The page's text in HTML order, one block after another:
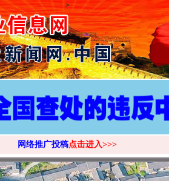
>
网络推广投稿点击进入>>>